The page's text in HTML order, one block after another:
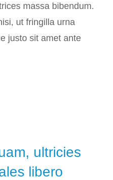
massa bibendum.
ut fringilla urna
justo sit amet ante
ultricies
libero